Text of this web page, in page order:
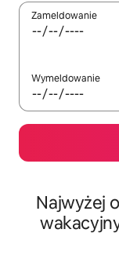
Zameldowanie
Wymeldowanie
Najwyżej